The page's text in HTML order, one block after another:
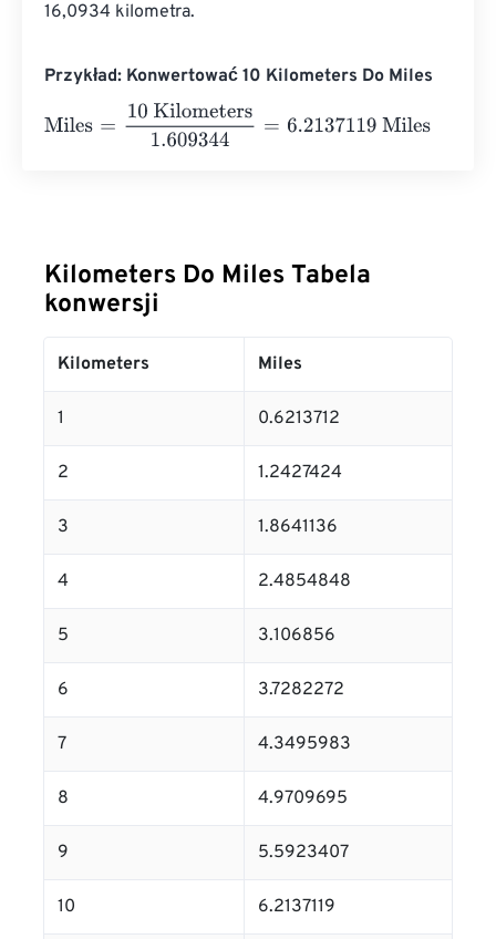
16,0934 kilometra.
Przykład: Konwertować 10 Kilometers Do Miles
Miles
10 Kilometers1.609344 = 6.2137119 Miles
Kilometers Do Miles Tabela
konwersji
Kilometers Miles
1 0.6213712
2 1.2427424
3 1.8641136
4 2.4854848
5 3.106856
6 3.7282272
7 4.3495983
8 4.9709695
9 5.5923407
10 6.2137119